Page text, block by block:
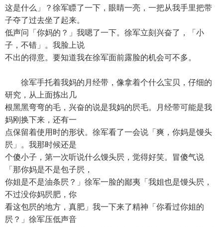
这是什么」？徐军瞟了一下，眼睛一亮，一把从我手里把带
子夺了过去坐了起来。
低声问「你妈的？」我嗯了一下。徐军立刻兴奋了，「小
子，不错」。我脸上说
不出的得意。要知道我在徐军面前露脸的机会可不多。
徐军手托着我妈的月经带，像拿着个什么宝贝，仔细的
研究，从上面拣出几
根黑黑弯弯的毛，兴奋的说是我妈的屄毛。月经带可能是我
妈刚换下来，还有一
点保留着使用时的形状。徐军看了一会说「爽，你妈是馒头
屄」。我那时候还是
个傻小子，第一次听说什么馒头屄，觉得好笑。冒傻气说
「那你妈是不是包子屄，
你姐是不是油条屄？」徐军一脸的鄙夷「我姐也是馒头屄，
不过没你妈屄肥，你
看这包屄的地方，真肥」我一下来了精神「你看过你姐的
屄？」徐军压低声音